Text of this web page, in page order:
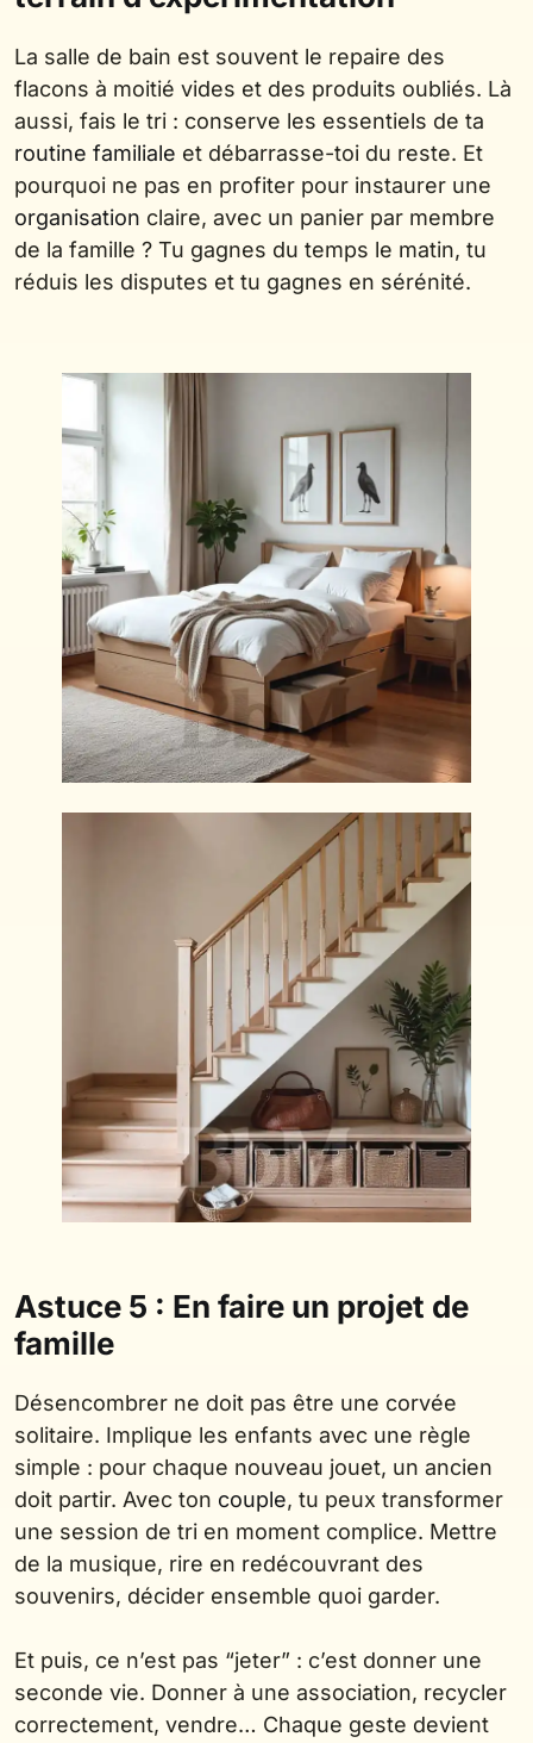
La salle de bain est souvent le repaire des
flacons à moitié vides et des produits oubliés. Là
aussi, fais le tri : conserve les essentiels de ta
routine familiale et débarrasse-toi du reste. Et
pourquoi ne pas en profiter pour instaurer une
organisation claire, avec un panier par membre
de la famille ? Tu gagnes du temps le matin, tu
réduis les disputes et tu gagnes en sérénité.
Astuce 5 : En faire un projet de
famille
Désencombrer ne doit pas être une corvée
solitaire. Implique les enfants avec une règle
simple : pour chaque nouveau jouet, un ancien
doit partir. Avec ton couple, tu peux transformer
une session de tri en moment complice. Mettre
de la musique, rire en redécouvrant des
souvenirs, décider ensemble quoi garder.
Et puis, ce n’est pas “jeter” : c’est donner une
seconde vie. Donner à une association, recycler
correctement, vendre… Chaque geste devient